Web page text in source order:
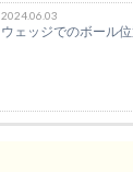
2024.06.03
ウェッジでのボール